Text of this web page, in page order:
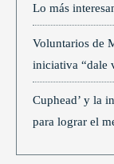
Lo más
Voluntarios de
iniciativa “dale
Cuphead’ y la
para lograr el